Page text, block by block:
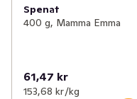
Spenat
400 g, Mamma Emma
61,47 kr
153,68 kr /kg